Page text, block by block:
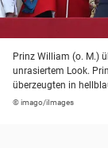
Prinz William (o. M.)
unrasiertem Look.
überzeugten in
© imago/iImages